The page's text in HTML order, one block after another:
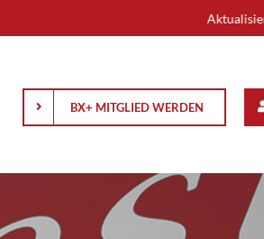
Aktualisierung:
BX+ MITGLIED WERDEN
Analysen